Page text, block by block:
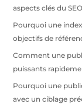
aspects clés du
Pourquoi une
objectifs de
Comment une
puissants
Pourquoi une
avec un ciblage